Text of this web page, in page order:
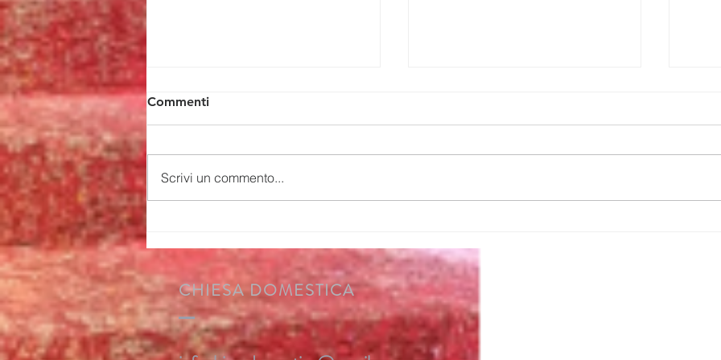
Comunità di famiglie
parrocchia bussa alla porta
di casa
Commenti
Scrivi un commento...
CHIESA DOMESTICA